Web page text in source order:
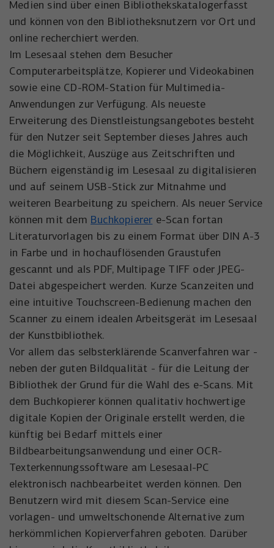
Medien sind über einen Bibliothekskatalogerfasst
und können von den Bibliotheksnutzern vor Ort und
online recherchiert werden.
Im Lesesaal stehen dem Besucher
Computerarbeitsplätze, Kopierer und Videokabinen
sowie eine CD-ROM-Station für Multimedia-
Anwendungen zur Verfügung. Als neueste
Erweiterung des Dienstleistungsangebotes besteht
für den Nutzer seit September dieses Jahres auch
die Möglichkeit, Auszüge aus Zeitschriften und
Büchern eigenständig im Lesesaal zu digitalisieren
und auf seinem USB-Stick zur Mitnahme und
weiteren Bearbeitung zu speichern. Als neuer Service
können mit dem Buchkopierer e-Scan fortan
Literaturvorlagen bis zu einem Format über DIN A-3
in Farbe und in hochauflösenden Graustufen
gescannt und als PDF, Multipage TIFF oder JPEG-
Datei abgespeichert werden. Kurze Scanzeiten und
eine intuitive Touchscreen-Bedienung machen den
Scanner zu einem idealen Arbeitsgerät im Lesesaal
der Kunstbibliothek.
Vor allem das selbsterklärende Scanverfahren war -
neben der guten Bildqualität - für die Leitung der
Bibliothek der Grund für die Wahl des e-Scans. Mit
dem Buchkopierer können qualitativ hochwertige
digitale Kopien der Originale erstellt werden, die
künftig bei Bedarf mittels einer
Bildbearbeitungsanwendung und einer OCR-
Texterkennungssoftware am Lesesaal-PC
elektronisch nachbearbeitet werden können. Den
Benutzern wird mit diesem Scan-Service eine
vorlagen- und umweltschonende Alternative zum
herkömmlichen Kopierverfahren geboten. Darüber
Name wal_webinar_source
Anbieter Walter Nagel GmbH & Co. KG
Laufzeit 30 Tage
Zweck
Speichert die Besucher-Quelle für
Webinar-Anmeldungen.
Anbieter Meta Platforms, Inc.
Laufzeit
Zweck
Wird von Facebook/Meta genutzt, um den
Erfolg von Werbeanzeigen zu messen und
Nutzer zu identifizieren.
Name _uetvid
Anbieter Microsoft Corporation
Laufzeit 1 Jahr
Zweck
Wird von Microsoft Bing Ads verwendet
um Nutzer über Webseiten hinweg zu
verfolgen.
Name _uetsid
Laufzeit 1 Tag
Wird von Microsoft Bing Ads verwendet
um Nutzer über Webseiten hinweg zu
verfolgen.
Externe Inhalte
Externe Inhalte (von z.B. Videoplattformen, Social-Media-
Plattformen oder Google-Maps) werden standardmäßig
blockiert. Wenn Cookies von externen Medien akzeptiert
werden, bedarf der Zugriff auf diese Inhalte keiner
Name NID
Anbieter
Laufzeit 6 Monate
Zweck
Wird zum Entsperren von Google Maps-
Name NID
Laufzeit 6 Monate
Zweck
Wird verwendet, um YouTube-Inhalte zu
Cookie-Informationen anzeigen